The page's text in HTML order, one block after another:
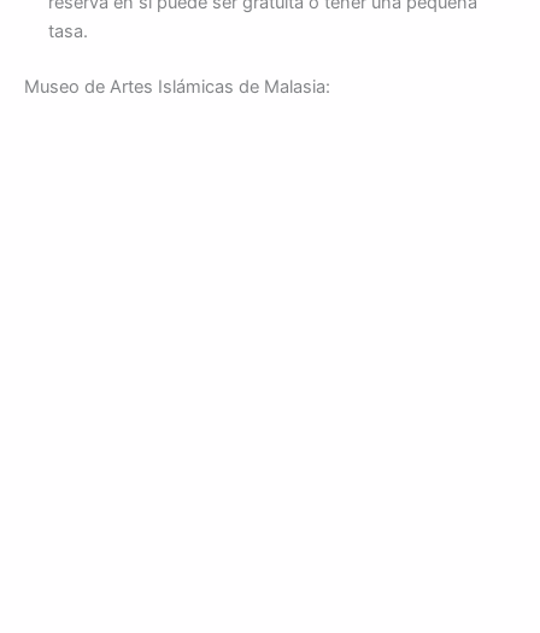
tasa.
Museo de Artes Islámicas de Malasia: